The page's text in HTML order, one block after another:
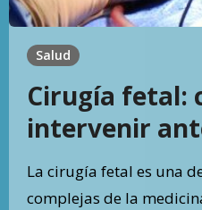
Salud
Cirugía fetal:
intervenir
nacimiento
el pronóstico
La cirugía fetal es una de las áreas más
complejas de la